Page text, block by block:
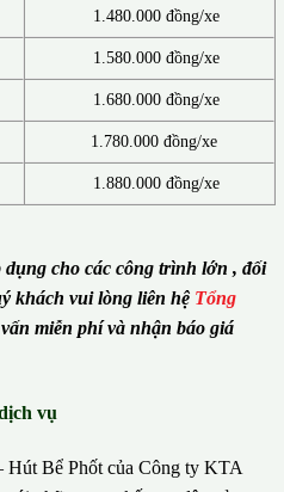
1.480.000 đồng/xe
1.580.000 đồng/xe
1.680.000 đồng/xe
1.780.000 đồng/xe
1.880.000 đồng/xe
cho các công trình lớn , đối
khách vui lòng liên hệ Tổng
miễn phí và nhận báo giá
vụ
Bể Phốt của Công ty KTA